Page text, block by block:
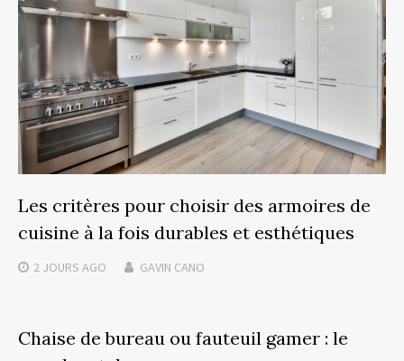
Les critères pour choisir des armoires de
cuisine à la fois durables et esthétiques
2 JOURS AGO GAVIN CANO
Chaise de bureau ou fauteuil gamer : le